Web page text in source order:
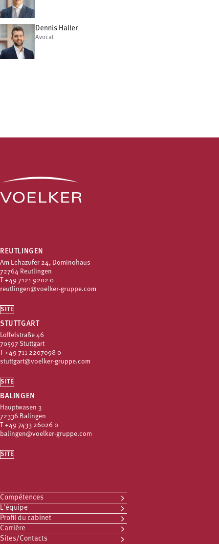
Dennis Haller
Avocat
REUTLINGEN
Am Echazufer 24, Dominohaus
72764 Reutlingen
T +49 7121 9202 0
reutlingen@voelker-gruppe.com
SITE
STUTTGART
Löffelstraße 46
70597 Stuttgart
T +49 711 2207098 0
stuttgart@voelker-gruppe.com
SITE
BALINGEN
Hauptwasen 3
72336 Balingen
T +49 7433 26026 0
balingen@voelker-gruppe.com
SITE
Compétences
L'équipe
Profil du cabinet
Carrière
Sites/Contacts